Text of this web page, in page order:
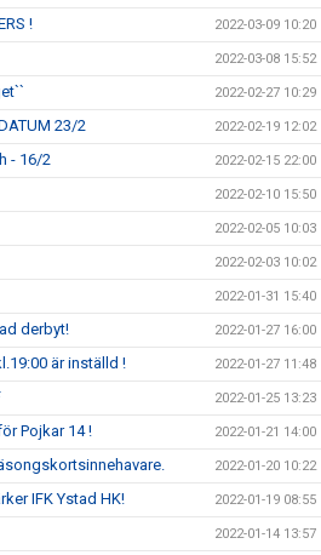
! 2022-03-09 10:20
2022-03-08 15:52
2022-02-27 10:29
23/2 2022-02-19 12:02
- 16/2 2022-02-15 22:00
2022-02-10 15:50
2022-02-05 10:03
2022-02-03 10:02
2022-01-31 15:40
derbyt! 2022-01-27 16:00
är inställd ! 2022-01-27 11:48
2022-01-25 13:23
Pojkar 14 ! 2022-01-21 14:00
2022-01-20 10:22
IFK Ystad HK! 2022-01-19 08:55
2022-01-14 13:57